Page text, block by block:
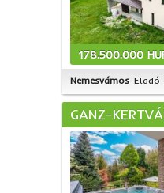
178.500.000
Nemesvámos Eladó
GANZ-